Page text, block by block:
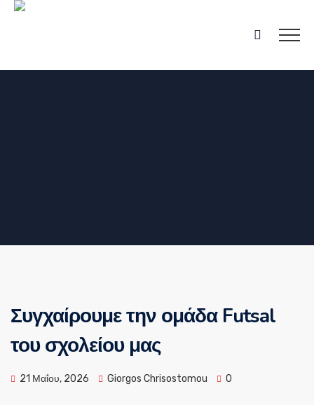
Συγχαίρουμε την ομάδα Futsal
του σχολείου μας
21 Μαΐου, 2026 Giorgos Chrisostomou 0